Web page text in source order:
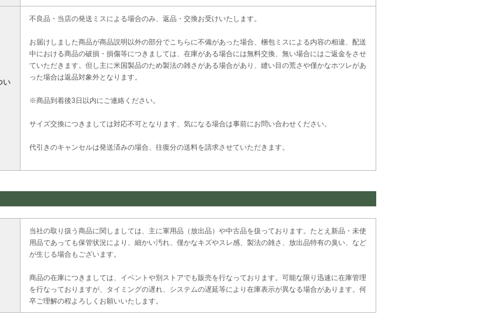
い
不良品・当店の発送ミスによる場合のみ、返品・交換お受けいたします。
お届けしました商品が商品説明以外の部分でこちらに不備があった場合、梱包ミスによる内容の相違、配送
中における商品の破損・損傷等につきましては、在庫がある場合には無料交換、無い場合にはご返金をさせ
ていただきます。但し主に米国製品のため製法の雑さがある場合があり、縫い目の荒さや僅かなホツレがあ
った場合は返品対象外となります。
※商品到着後3日以内にご連絡ください。
サイズ交換につきましては対応不可となります、気になる場合は事前にお問い合わせください。
代引きのキャンセルは発送済みの場合、往復分の送料を請求させていただきます。
当社の取り扱う商品に関しましては、主に軍用品（放出品）や中古品を扱っております。たとえ新品・未使
用品であっても保管状況により、細かい汚れ、僅かなキズやスレ感、製法の雑さ、放出品特有の臭い、など
が生じる場合もございます。
商品の在庫につきましては、イベントや別ストアでも販売を行なっております。可能な限り迅速に在庫管理
を行なっておりますが、タイミングの遅れ、システムの遅延等により在庫表示が異なる場合があります。何
卒ご理解の程よろしくお願いいたします。